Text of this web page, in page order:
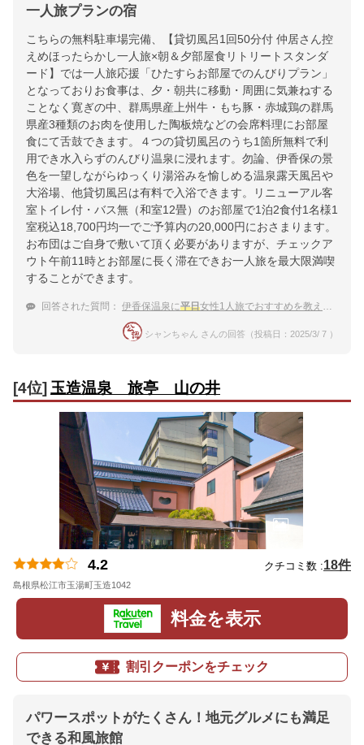
一人旅プランの宿
こちらの無料駐車場完備、【貸切風呂1回50分付 仲居さん控
えめほったらかし一人旅×朝＆夕部屋食リトリートスタンダ
ード】では一人旅応援「ひたすらお部屋でのんびりプラン」
となっておりお食事は、夕・朝共に移動・周囲に気兼ねする
ことなく寛ぎの中、群馬県産上州牛・もち豚・赤城鶏の群馬
県産3種類のお肉を使用した陶板焼などの会席料理にお部屋
食にて舌鼓できます。４つの貸切風呂のうち1箇所無料で利
用でき水入らずのんびり温泉に浸れます。勿論、伊香保の景
色を一望しながらゆっくり湯浴みを愉しめる温泉露天風呂や
大浴場、他貸切風呂は有料で入浴できます。リニューアル客
室トイレ付・バス無（和室12畳）のお部屋で1泊2食付1名様1
室税込18,700円均一でご予算内の20,000円におさまります。
お布団はご自身で敷いて頂く必要がありますが、チェックア
ウト午前11時とお部屋に長く滞在できお一人旅を最大限満喫
することができます。
回答された質問： 伊香保温泉に平日女性1人旅でおすすめを教えて下さい！
シャンちゃん さんの回答（投稿日：2025/3/ 7 ）
[4位] 玉造温泉 旅亭 山の井
4.2 クチコミ数 :18件
島根県松江市玉湯町玉造1042
料金を表示
割引クーポンをチェック
パワースポットがたくさん！地元グルメにも満足
できる和風旅館